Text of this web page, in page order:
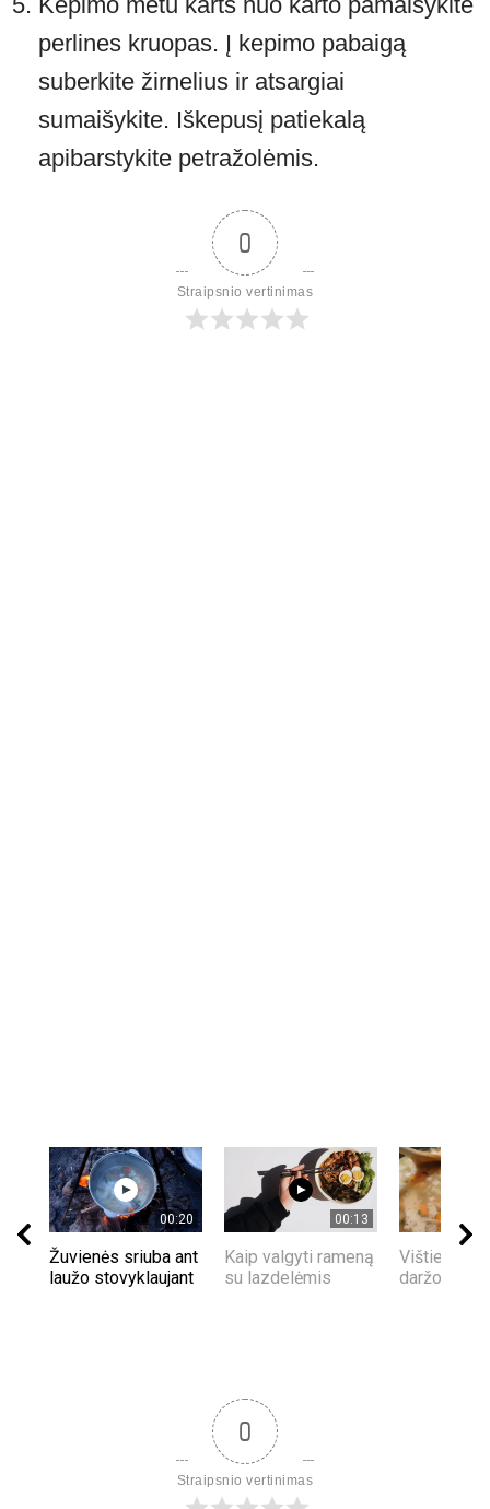
perlines kruopas. Į kepimo pabaigą
suberkite žirnelius ir atsargiai
sumaišykite. Iškepusį patiekalą
apibarstykite petražolėmis.
0
Straipsnio vertinimas
00:20
Žuvienės sriuba ant
laužo stovyklaujant
00:13
Kaip valgyti rameną
su lazdelėmis
Vištienos
daržovėmis
0
Straipsnio vertinimas